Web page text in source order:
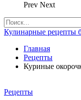
Prev Next
Кулинарные рецепты
Главная
Рецепты
Куриные
Рецепты